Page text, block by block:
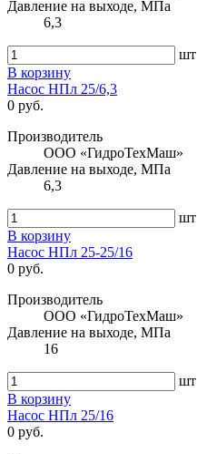
Давление на выходе, МПа
6,3
шт
В корзину
Насос НПл 25/6,3
0 руб.
Производитель
ООО «ГидроТехМаш»
Давление на выходе, МПа
6,3
шт
В корзину
Насос НПл 25-25/16
0 руб.
Производитель
ООО «ГидроТехМаш»
Давление на выходе, МПа
16
шт
В корзину
Насос НПл 25/16
0 руб.